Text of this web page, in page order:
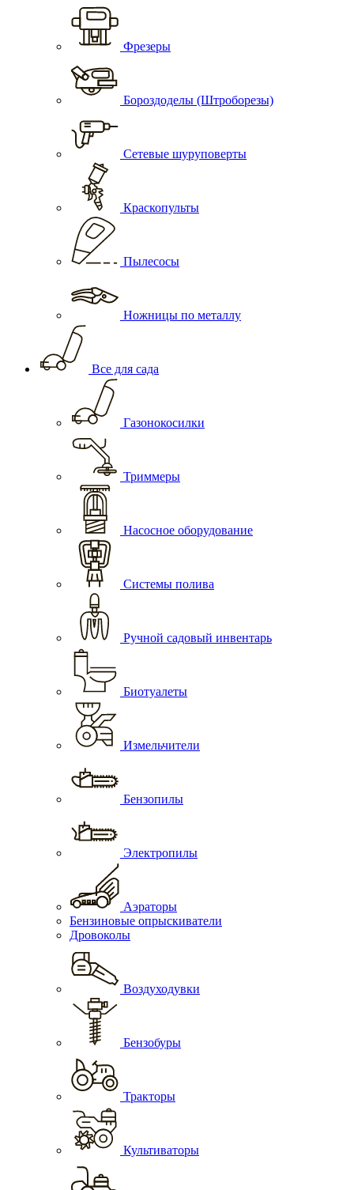
Фрезеры
Бороздоделы (Штроборезы)
Сетевые шуруповерты
Краскопульты
Пылесосы
Ножницы по металлу
Все для сада
Газонокосилки
Триммеры
Насосное оборудование
Системы полива
Ручной садовый инвентарь
Биотуалеты
Измельчители
Бензопилы
Электропилы
Аэраторы
Бензиновые опрыскиватели
Дровоколы
Воздуходувки
Бензобуры
Тракторы
Культиваторы